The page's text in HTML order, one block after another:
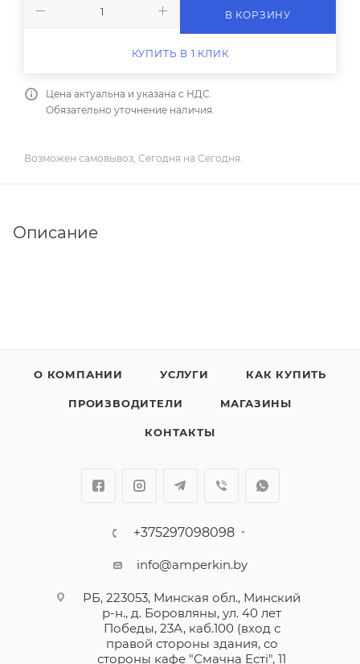
В КОРЗИНУ
КУПИТЬ В 1 КЛИК
Цена актуальна и указана с НДС.
Обязательно уточнение наличия.
Возможен самовывоз, Сегодня на Сегодня.
Описание
О КОМПАНИИ УСЛУГИ КАК КУПИТЬ
ПРОИЗВОДИТЕЛИ МАГАЗИНЫ
КОНТАКТЫ
+375297098098
info@amperkin.by
РБ, 223053, Минская обл., Минский
р-н., д. Боровляны, ул. 40 лет
Победы, 23А, каб.100 (вход с
правой стороны здания, со
стороны кафе "Смачна Естi", 11